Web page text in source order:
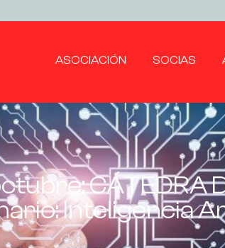
ASOCIACIÓN SOCIAS
CÁTEDRA
Inteligencia